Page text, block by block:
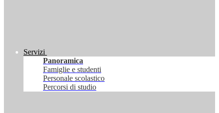
Servizi
Panoramica
Famiglie e studenti
Personale scolastico
Percorsi di studio